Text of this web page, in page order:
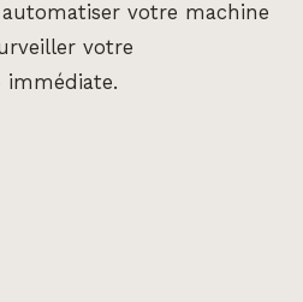
votre machine
votre
immédiate.